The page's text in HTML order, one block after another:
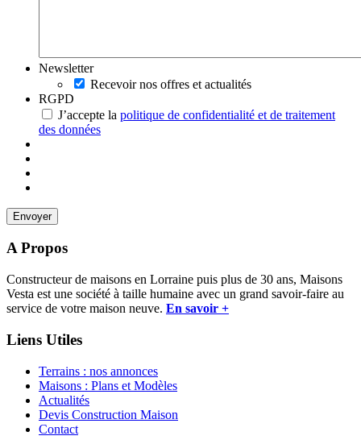
Newsletter
Recevoir nos offres et actualités
RGPD
J’accepte la politique de confidentialité et de traitement
des données
A Propos
Constructeur de maisons en Lorraine puis plus de 30 ans, Maisons
Vesta est une société à taille humaine avec un grand savoir-faire au
service de votre maison neuve. En savoir +
Liens Utiles
Terrains : nos annonces
Maisons : Plans et Modèles
Actualités
Devis Construction Maison
Contact